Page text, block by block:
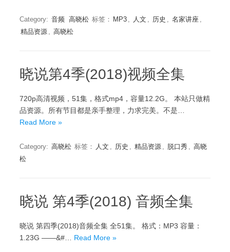
Category: 音频 高晓松 标签： MP3 , 人文 , 历史 , 名家讲座 ,
精品资源 , 高晓松
晓说第4季(2018)视频全集
720p高清视频，51集，格式mp4，容量12.2G。 本站只做精
品资源。所有节目都是亲手整理，力求完美。不是…
Read More »
Category: 高晓松 标签： 人文 , 历史 , 精品资源 , 脱口秀 , 高晓
松
晓说 第4季(2018) 音频全集
晓说 第四季(2018)音频全集 全51集。 格式：MP3 容量：
1.23G ——&#… Read More »